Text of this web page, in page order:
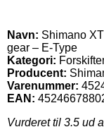
Navn: Shimano
gear – E-Type
Kategori:
Producent:
Varenummer:
EAN:
Vurderet til 3.5 ud